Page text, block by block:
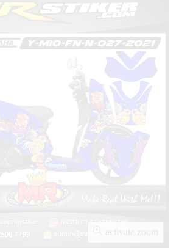
activate zoom